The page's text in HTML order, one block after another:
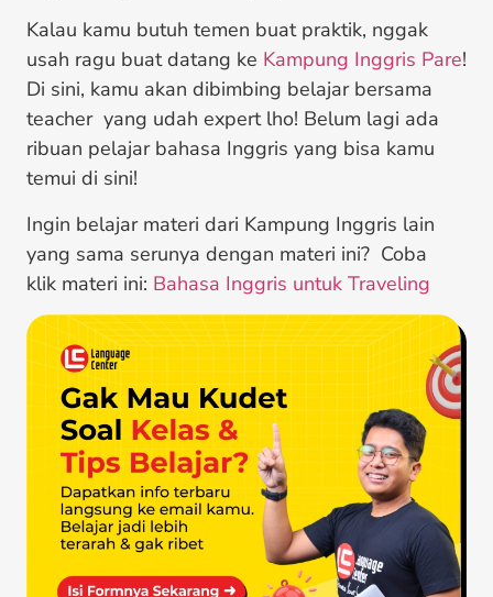
Kalau kamu butuh temen buat praktik, nggak
usah ragu buat datang ke Kampung Inggris Pare!
Di sini, kamu akan dibimbing belajar bersama
teacher yang udah expert lho! Belum lagi ada
ribuan pelajar bahasa Inggris yang bisa kamu
temui di sini!
Ingin belajar materi dari Kampung Inggris lain
yang sama serunya dengan materi ini? Coba
klik materi ini: Bahasa Inggris untuk Traveling